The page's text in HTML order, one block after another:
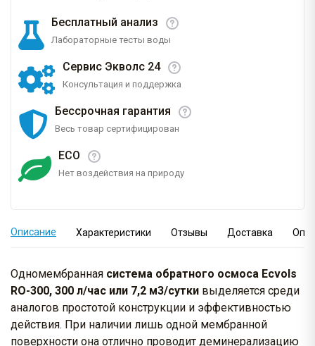
Бесплатный анализ
Лабораторные тесты воды
Сервис Экволс 24
Консультация и поддержка
Бессрочная гарантия
Весь товар сертифицирован
ECO
Нет воздействия на природу
Описание Характеристики Отзывы Доставка
Одномембранная система обратного осмоса Ecvols
RO-300, 300 л/час или 7,2 м3/сутки выделяется среди
аналогов простотой конструкции и эффективностью
действия. При наличии лишь одной мембранной
поверхности она отлично проводит деминерализацию